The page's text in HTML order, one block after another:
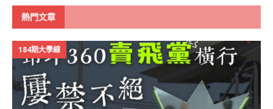
熱門文章
184期大學線